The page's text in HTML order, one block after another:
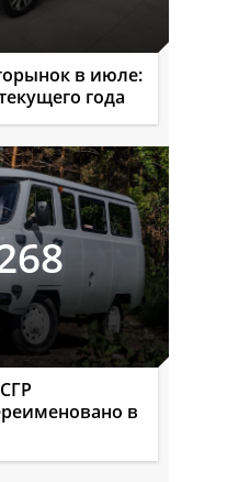
в июле:
года
в